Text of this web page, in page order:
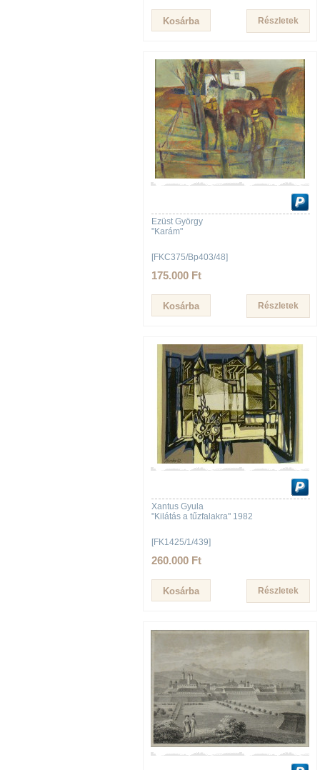
Részletek
Ezüst György
"Karám"
[FKC375/Bp403/48]
175.000 Ft
Részletek
Xantus Gyula
"Kilátás a tűzfalakra" 1982
[FK1425/1/439]
260.000 Ft
Részletek